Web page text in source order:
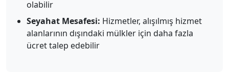
olabilir
Seyahat Mesafesi: Hizmetler, alışılmış hizmet
alanlarının dışındaki mülkler için daha fazla
ücret talep edebilir